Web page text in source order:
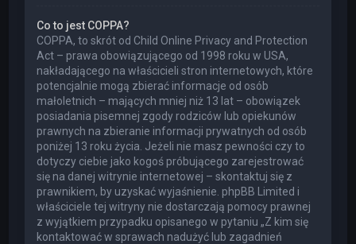
Co to jest COPPA?
COPPA, to skrót od Child Online Privacy and Protection
Act – prawa obowiązującego od 1998 roku w USA,
nakładającego na właścicieli stron internetowych, które
potencjalnie mogą zbierać informacje od osób
małoletnich – mających mniej niż 13 lat – obowiązek
posiadania pisemnej zgody rodziców lub opiekunów
prawnych na zbieranie informacji prywatnych od osób
poniżej 13 roku życia. Jeżeli nie masz pewności czy to
dotyczy ciebie jako kogoś próbującego zarejestrować
się na danej witrynie internetowej – skontaktuj się z
prawnikiem, by uzyskać wyjaśnienie. phpBB Limited i
właściciele tej witryny nie dostarczają pomocy prawnej
z wyjątkiem przypadku opisanego w pytaniu „Z kim się
kontaktować w sprawach nadużyć lub zagadnień